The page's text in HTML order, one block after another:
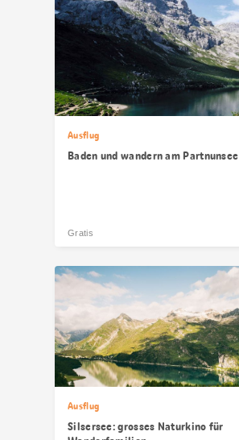
Ausflug
Baden und wandern am Partnunsee
Gratis
Ausflug
Silsersee: grosses Naturkino für